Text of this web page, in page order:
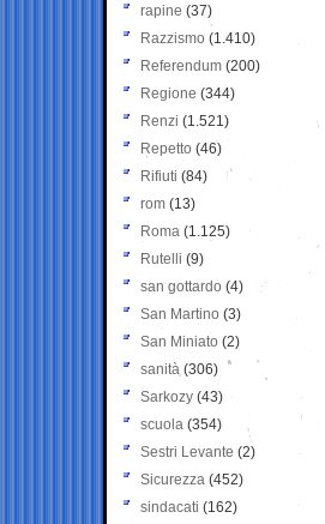
rapine (37)
Razzismo (1.410)
Referendum (200)
Regione (344)
Renzi (1.521)
Repetto (46)
Rifiuti (84)
rom (13)
Roma (1.125)
Rutelli (9)
san gottardo (4)
San Martino (3)
San Miniato (2)
sanità (306)
Sarkozy (43)
scuola (354)
Sestri Levante (2)
Sicurezza (452)
sindacati (162)